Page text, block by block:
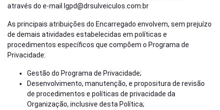
através do e-mail
lgpd@drsulveiculos.com.br
As principais atribuições do Encarregado envolvem, sem prejuízo
de demais atividades estabelecidas em políticas e
procedimentos específicos que compõem o Programa de
Privacidade:
Gestão do Programa de Privacidade;
Desenvolvimento, manutenção, e propositura de revisão
de procedimentos e políticas de privacidade da
Organização, inclusive desta Política;